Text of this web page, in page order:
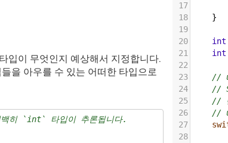
입이 무엇인지 예상해서 지정합니다.
을 아우를 수 있는 어떠한 타입으로
히 `int` 타입이 추론됩니다.
17
18
}
19
20
int
21
int
22
23
//
24
//
25
//
26
//
27
28